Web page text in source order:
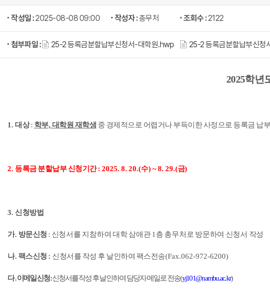
작성일 :2025-08-08 09:00 작성자 :총무처 조회수 :2122
첨부파일 : 25-2 등록금분할납부신청서-대학원.hwp 25-2 등록금분할납부신청
2025학년
1. 대상 : 학부, 대학원 재학생 중 경제적으로 어렵거나 부득이한 사정으로 등록금 납
2. 등록금 분할납부 신청기간: 2025. 8. 20.(수) ~ 8. 29.(금)
3. 신청방법
가. 방문신청 : 신청서를 지참하여 대학 삼애관1 층 총무처로 방문하여 신청서 작성
나. 팩스신청 : 신청서를 작성 후 날인하여 팩스전송(Fax.062-972-6200)
다.이메일 신청:신청서를 작성 후 날인하여 담당자 메일로 전송(yj101@nambu.ac.kr)